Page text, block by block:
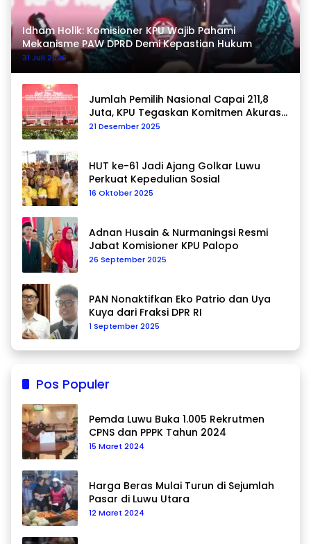
Idham Holik: Komisioner KPU Wajib Pahami
Mekanisme PAW DPRD Demi Kepastian Hukum
31 Juli 2026
Jumlah Pemilih Nasional Capai 211,8
Juta, KPU Tegaskan Komitmen Akurasi
Data Berkelanjutan
21 Desember 2025
HUT ke-61 Jadi Ajang Golkar Luwu
Perkuat Kepedulian Sosial
16 Oktober 2025
Adnan Husain & Nurmaningsi Resmi
Jabat Komisioner KPU Palopo
26 September 2025
PAN Nonaktifkan Eko Patrio dan Uya
Kuya dari Fraksi DPR RI
1 September 2025
Pos Populer
Pemda Luwu Buka 1.005 Rekrutmen
CPNS dan PPPK Tahun 2024
15 Maret 2024
Harga Beras Mulai Turun di Sejumlah
Pasar di Luwu Utara
12 Maret 2024